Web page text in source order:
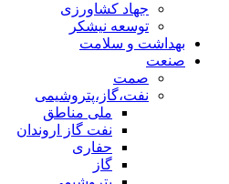
جهاد کشاورزی
توسعه نیشکر
بهداشت و سلامت
صنعت
صمت
نفت،گاز،پتروشیمی
ملی مناطق
نفت گاز اروندان
حفاری
گاز